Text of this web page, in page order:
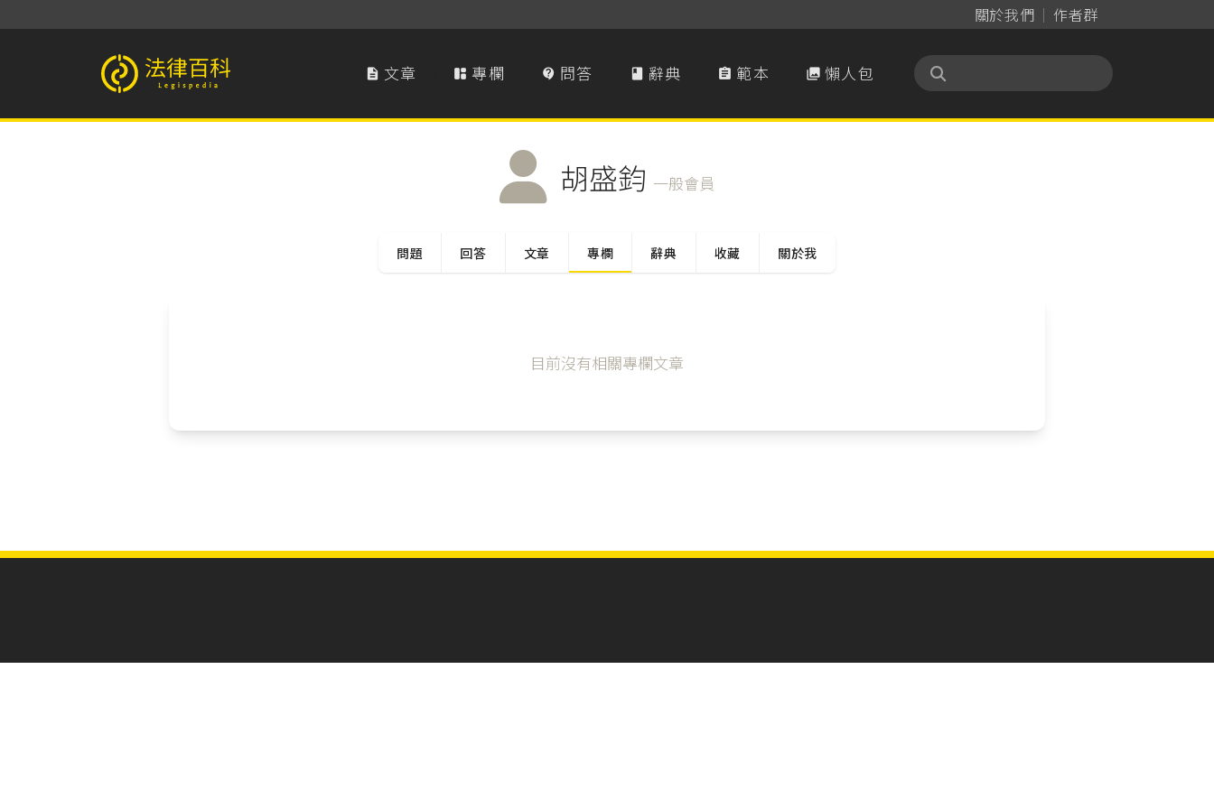
關於我們 作者群
法律百科 Legispedia  文章  專欄  問答  辭典  範本  懶人包
胡盛鈞 一般會員
問題 回答 文章 專欄 辭典 收藏 關於我
目前沒有相關專欄文章